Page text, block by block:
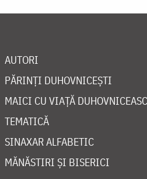
AUTORI
PĂRINȚI DUHOVNICEȘTI
MAICI CU VIAȚĂ
TEMATICĂ
SINAXAR ALFABETIC
MĂNĂSTIRI ȘI BISERICI